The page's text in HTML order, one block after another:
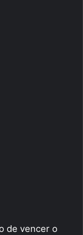
de vencer o